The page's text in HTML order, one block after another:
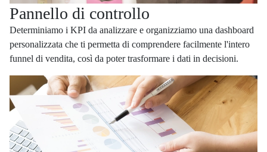
Pannello di controllo
Determiniamo i KPI da analizzare e organizziamo una dashboard
personalizzata che ti permetta di comprendere facilmente l'intero
funnel di vendita, così da poter trasformare i dati in decisioni.